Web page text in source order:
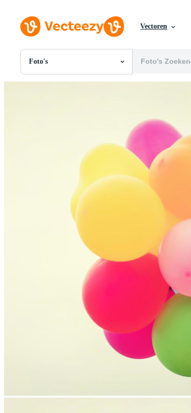
Vectoren
Foto's
Alle Afbeeldingen
Motion graphics
Redactionele Evenementen